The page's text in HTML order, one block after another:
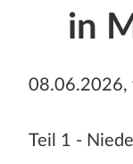
in
08.06.2026,
Teil 1 -